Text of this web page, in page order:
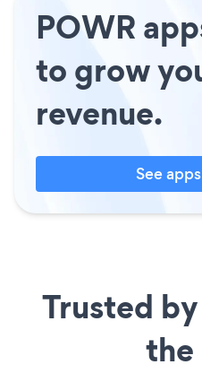
POWR
to grow
revenue.
See
Trusted
the